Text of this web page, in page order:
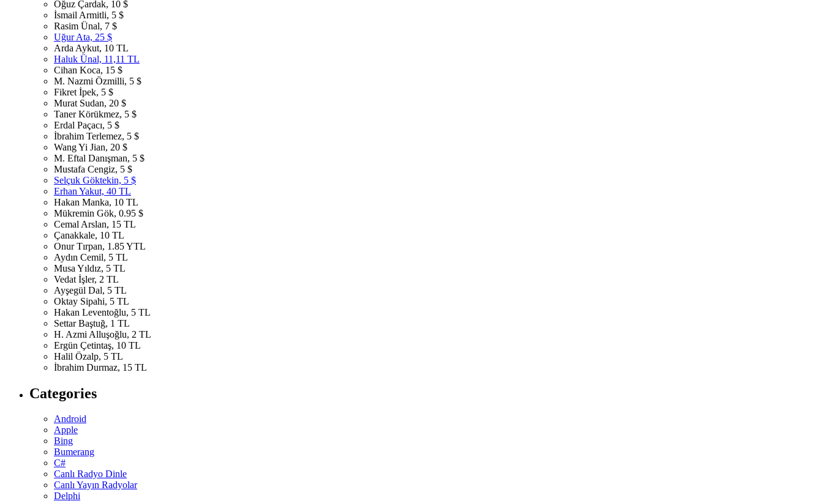
Oğuz Çardak, 10 $
İsmail Armitli, 5 $
Rasim Ünal, 7 $
Uğur Ata, 25 $
Arda Aykut, 10 TL
Haluk Ünal, 11,11 TL
Cihan Koca, 15 $
M. Nazmi Özmilli, 5 $
Fikret İpek, 5 $
Murat Sudan, 20 $
Taner Körükmez, 5 $
Erdal Paçacı, 5 $
İbrahim Terlemez, 5 $
Wang Yi Jian, 20 $
M. Eftal Danışman, 5 $
Mustafa Cengiz, 5 $
Selçuk Göktekin, 5 $
Erhan Yakut, 40 TL
Hakan Manka, 10 TL
Mükremin Gök, 0.95 $
Cemal Arslan, 15 TL
Çanakkale, 10 TL
Onur Tırpan, 1.85 YTL
Aydın Cemil, 5 TL
Musa Yıldız, 5 TL
Vedat İşler, 2 TL
Ayşegül Dal, 5 TL
Oktay Sipahi, 5 TL
Hakan Leventoğlu, 5 TL
Settar Baştuğ, 1 TL
H. Azmi Alluşoğlu, 2 TL
Ergün Çetintaş, 10 TL
Halil Özalp, 5 TL
İbrahim Durmaz, 15 TL
Categories
Android
Apple
Bing
Bumerang
C#
Canlı Radyo Dinle
Canlı Yayın Radyolar
Delphi